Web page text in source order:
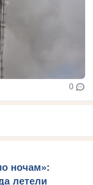
0
ночам»:
летели